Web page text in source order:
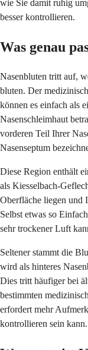
wie Sie damit ruhig
besser kontrollieren.
Was genau
Nasenbluten tritt auf,
bluten. Der
können es einfach als
Nasenschleimhaut
vorderen Teil Ihrer
Nasenseptum
Diese Region enthält
als Kiesselbach-
Oberfläche liegen und
Selbst etwas so
sehr trockener Luft
Seltener stammt die
wird als hinteres
Dies tritt häufiger bei
bestimmten
erfordert mehr
kontrollieren sein kann.